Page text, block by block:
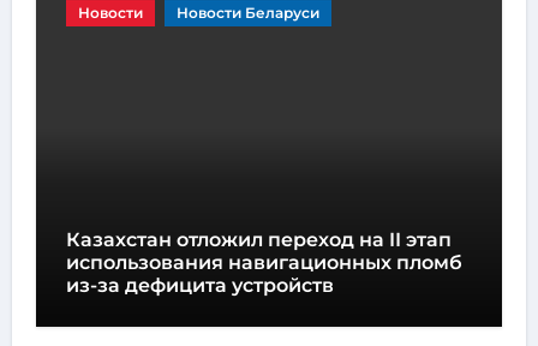
Новости Новости Беларуси
Казахстан отложил переход на II этап
использования навигационных пломб
из-за дефицита устройств